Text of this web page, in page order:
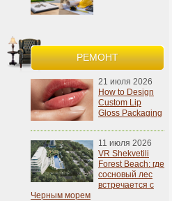
РЕМОНТ
21 июля 2026
How to Design
Custom Lip
Gloss Packaging
11 июля 2026
VR Shekvetili
Forest Beach: где
сосновый лес
встречается с
Черным морем